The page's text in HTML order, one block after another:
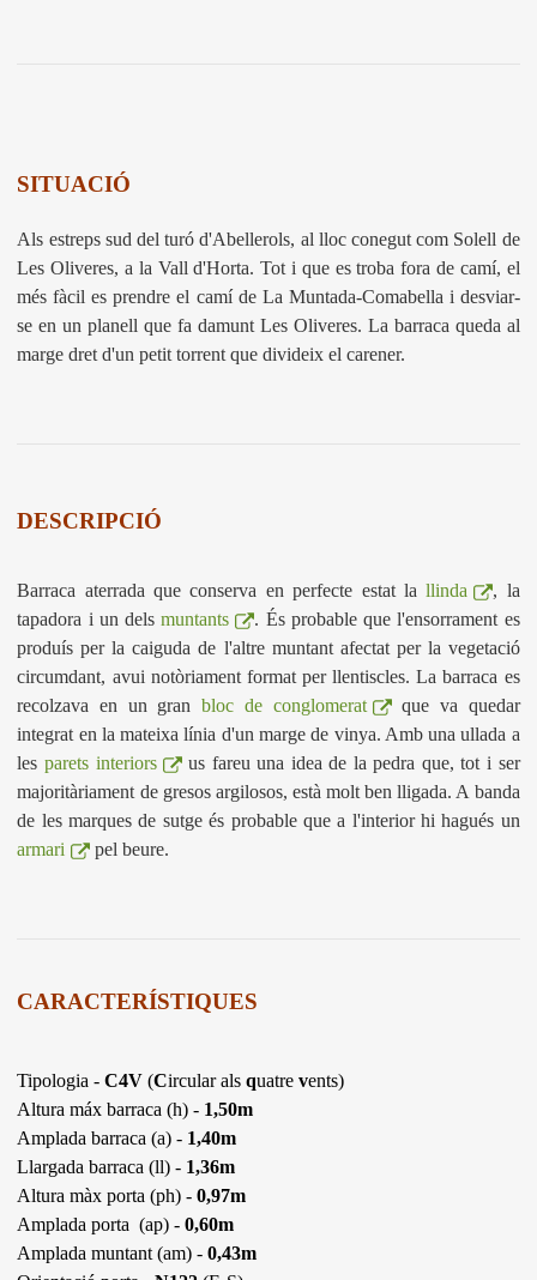
SITUACIÓ
Als estreps sud del turó d'Abellerols, al lloc conegut com Solell de
Les Oliveres, a la Vall d'Horta. Tot i que es troba fora de camí, el
més fàcil es prendre el camí de La Muntada-Comabella i desviar-
se en un planell que fa damunt Les Oliveres. La barraca queda al
marge dret d'un petit torrent que divideix el carener.
DESCRIPCIÓ
Barraca aterrada que conserva en perfecte estat lallinda
, la
tapadora i un delsmuntants
. És probable que l'ensorrament es
produís per la caiguda de l'altre muntant afectat per la vegetació
circumdant, avui notòriament format per llentiscles. La barraca es
recolzava en un granbloc de conglomerat
que va quedar
integrat en la mateixa línia d'un marge de vinya. Amb una ullada a
lesparets interiors
us fareu una idea de la pedra que, tot i ser
majoritàriament de gresos argilosos, està molt ben lligada. A banda
de les marques de sutge és probable que a l'interior hi hagués un
armari
pel beure.
CARACTERÍSTIQUES
Tipologia -C4V (Circular alsquatrevents)
Altura máx barraca (h) - 1,50m
Amplada barraca (a) - 1,40m
Llargada barraca (ll) - 1,36m
Altura màx porta (ph) - 0,97m
Amplada porta (ap) -0,60m
Amplada muntant (am) -0,43m